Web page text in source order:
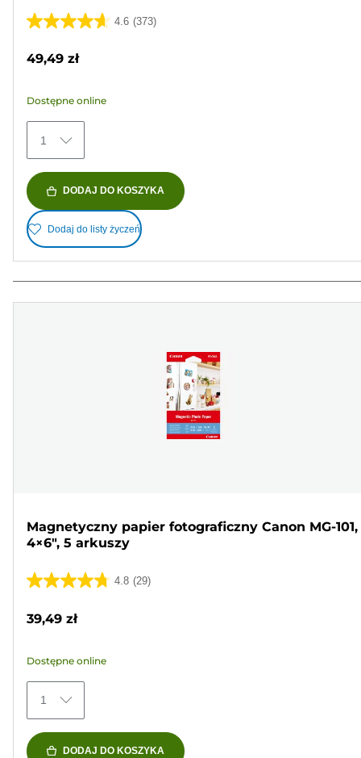
4.6 (373)
4.6
373
Recenzji
49,49 zł
Dostępne online
1
DODAJ DO KOSZYKA
Dodaj do listy życzeń
Magnetyczny papier fotograficzny Canon MG-101,
4×6", 5 arkuszy
4.8 (29)
4.8
5
29
Recenzji
39,49 zł
Dostępne online
1
DODAJ DO KOSZYKA